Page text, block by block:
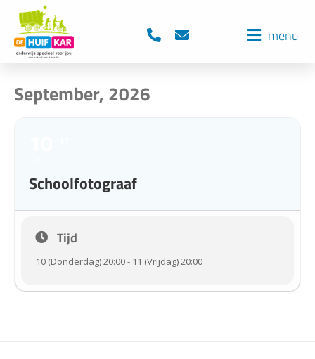
menu
September, 2026
Schoolfotograaf
Tijd
10 (Donderdag) 20:00 - 11 (Vrijdag) 20:00